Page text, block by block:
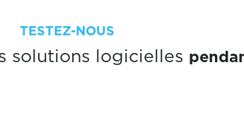
TESTEZ-NOUS
solutions logicielles